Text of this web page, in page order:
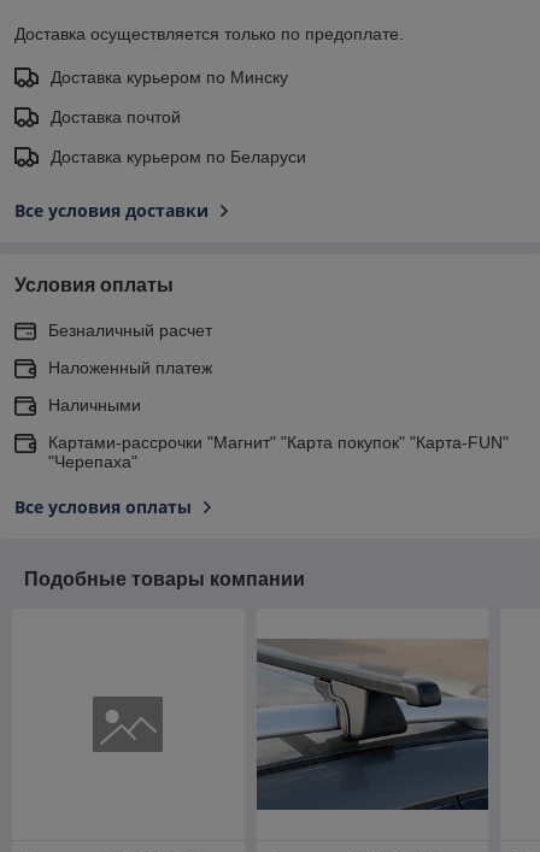
Доставка осуществляется только по предоплате.
Доставка курьером по Минску
Доставка почтой
Доставка курьером по Беларуси
Все условия доставки
Условия оплаты
Безналичный расчет
Наложенный платеж
Наличными
Картами-рассрочки "Магнит" "Карта покупок" "Карта-FUN"
"Черепаха"
Все условия оплаты
Подобные товары компании